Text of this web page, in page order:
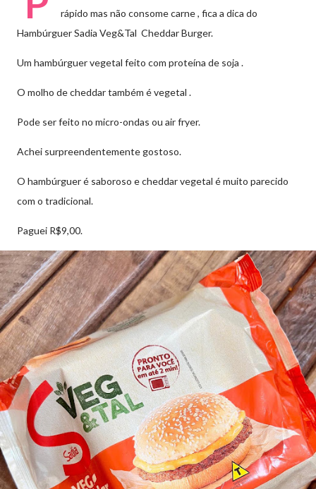
rápido mas não consome carne , fica a dica do
Hambúrguer Sadia Veg&Tal Cheddar Burger.
Um hambúrguer vegetal feito com proteína de soja .
O molho de cheddar também é vegetal .
Pode ser feito no micro-ondas ou air fryer.
Achei surpreendentemente gostoso.
O hambúrguer é saboroso e cheddar vegetal é muito parecido
com o tradicional.
Paguei R$9,00.